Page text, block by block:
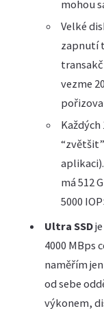
mohou
Velké
zapnutí
vezme
má 512
5000
Ultra SSD
4000 MBps
naměřím
od sebe
výkonem,